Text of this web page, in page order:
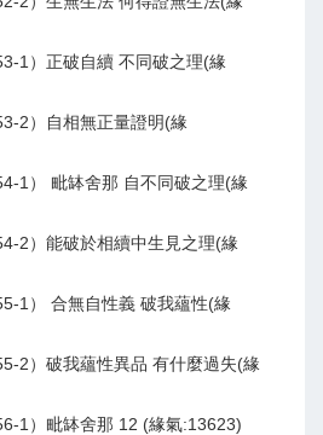
1）正破自續 不同破之理(緣
2）自相無正量證明(緣
1） 毗缽舍那 自不同破之理(緣
2）能破於相續中生見之理(緣
1） 合無自性義 破我蘊性(緣
2）破我蘊性異品 有什麼過失(緣
1）毗缽舍那 12 (緣氣:13623)